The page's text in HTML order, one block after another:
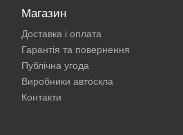
Магазин
Доставка і оплата
Гарантія та повернення
Публічна угода
Виробники автоскла
Контакти